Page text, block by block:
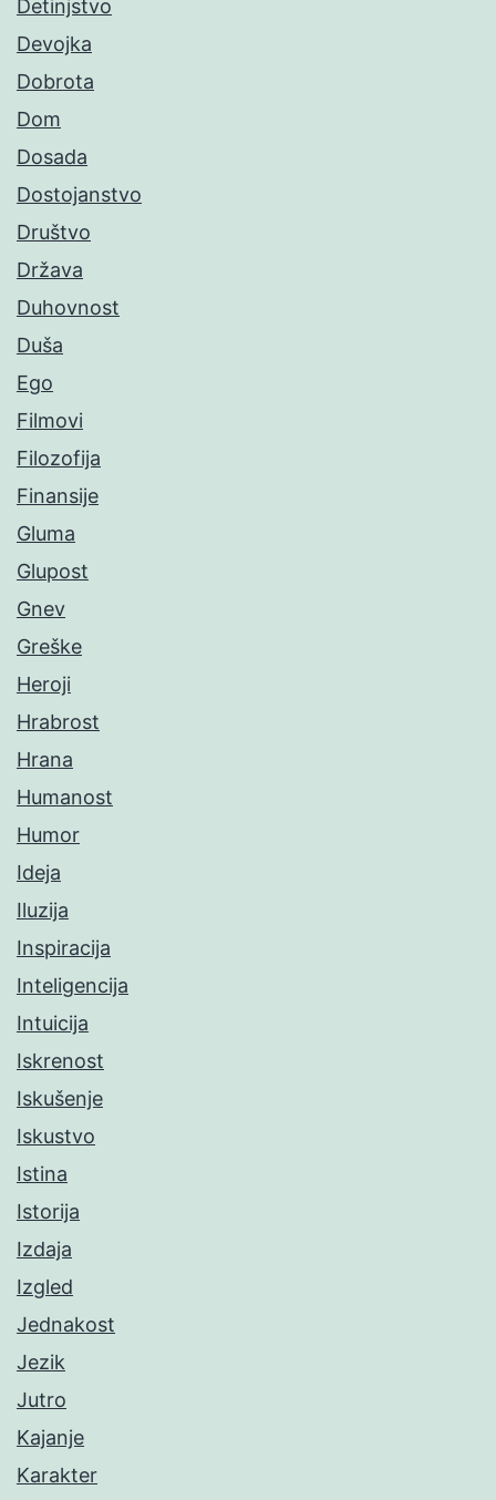
Detinjstvo
Devojka
Dobrota
Dom
Dosada
Dostojanstvo
Društvo
Država
Duhovnost
Duša
Ego
Filmovi
Filozofija
Finansije
Gluma
Glupost
Gnev
Greške
Heroji
Hrabrost
Hrana
Humanost
Humor
Ideja
Iluzija
Inspiracija
Inteligencija
Intuicija
Iskrenost
Iskušenje
Iskustvo
Istina
Istorija
Izdaja
Izgled
Jednakost
Jezik
Jutro
Kajanje
Karakter